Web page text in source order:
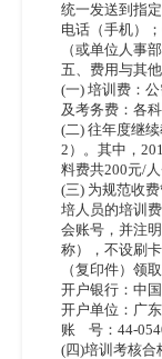
统一发送到指
电话（手机）
（或单位人事
五、费用与其他
(一) 培训费：
及考务费：各
(二) 往年度继
2）。其中，
料费共200元/人
(三) 为规范收
培人员的培训
会账号，并注
称），不设刷
（复印件）领取
开户银行：中
开户单位：广
账    号：44-
(四)培训考核合